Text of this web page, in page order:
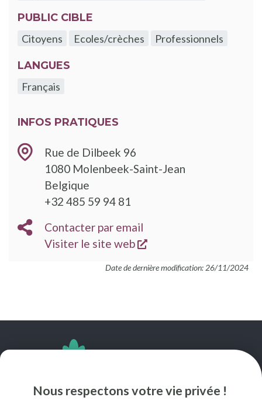
Nous respectons votre vie privée !
PUBLIC CIBLE
Citoyens
Ecoles/crèches Professionnels
LANGUES
Français
INFOS PRATIQUES
Rue de Dilbeek 96
1080 Molenbeek-Saint-Jean
Belgique
TÉLÉPHONE
+32 485 59 94 81
EMAIL
Contacter par email
SITE
Visiter le site web s'ouvre dans une
Date de dernière modification: 26/11/2024